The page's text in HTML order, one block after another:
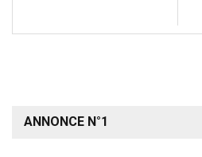
ANNONCE N°1